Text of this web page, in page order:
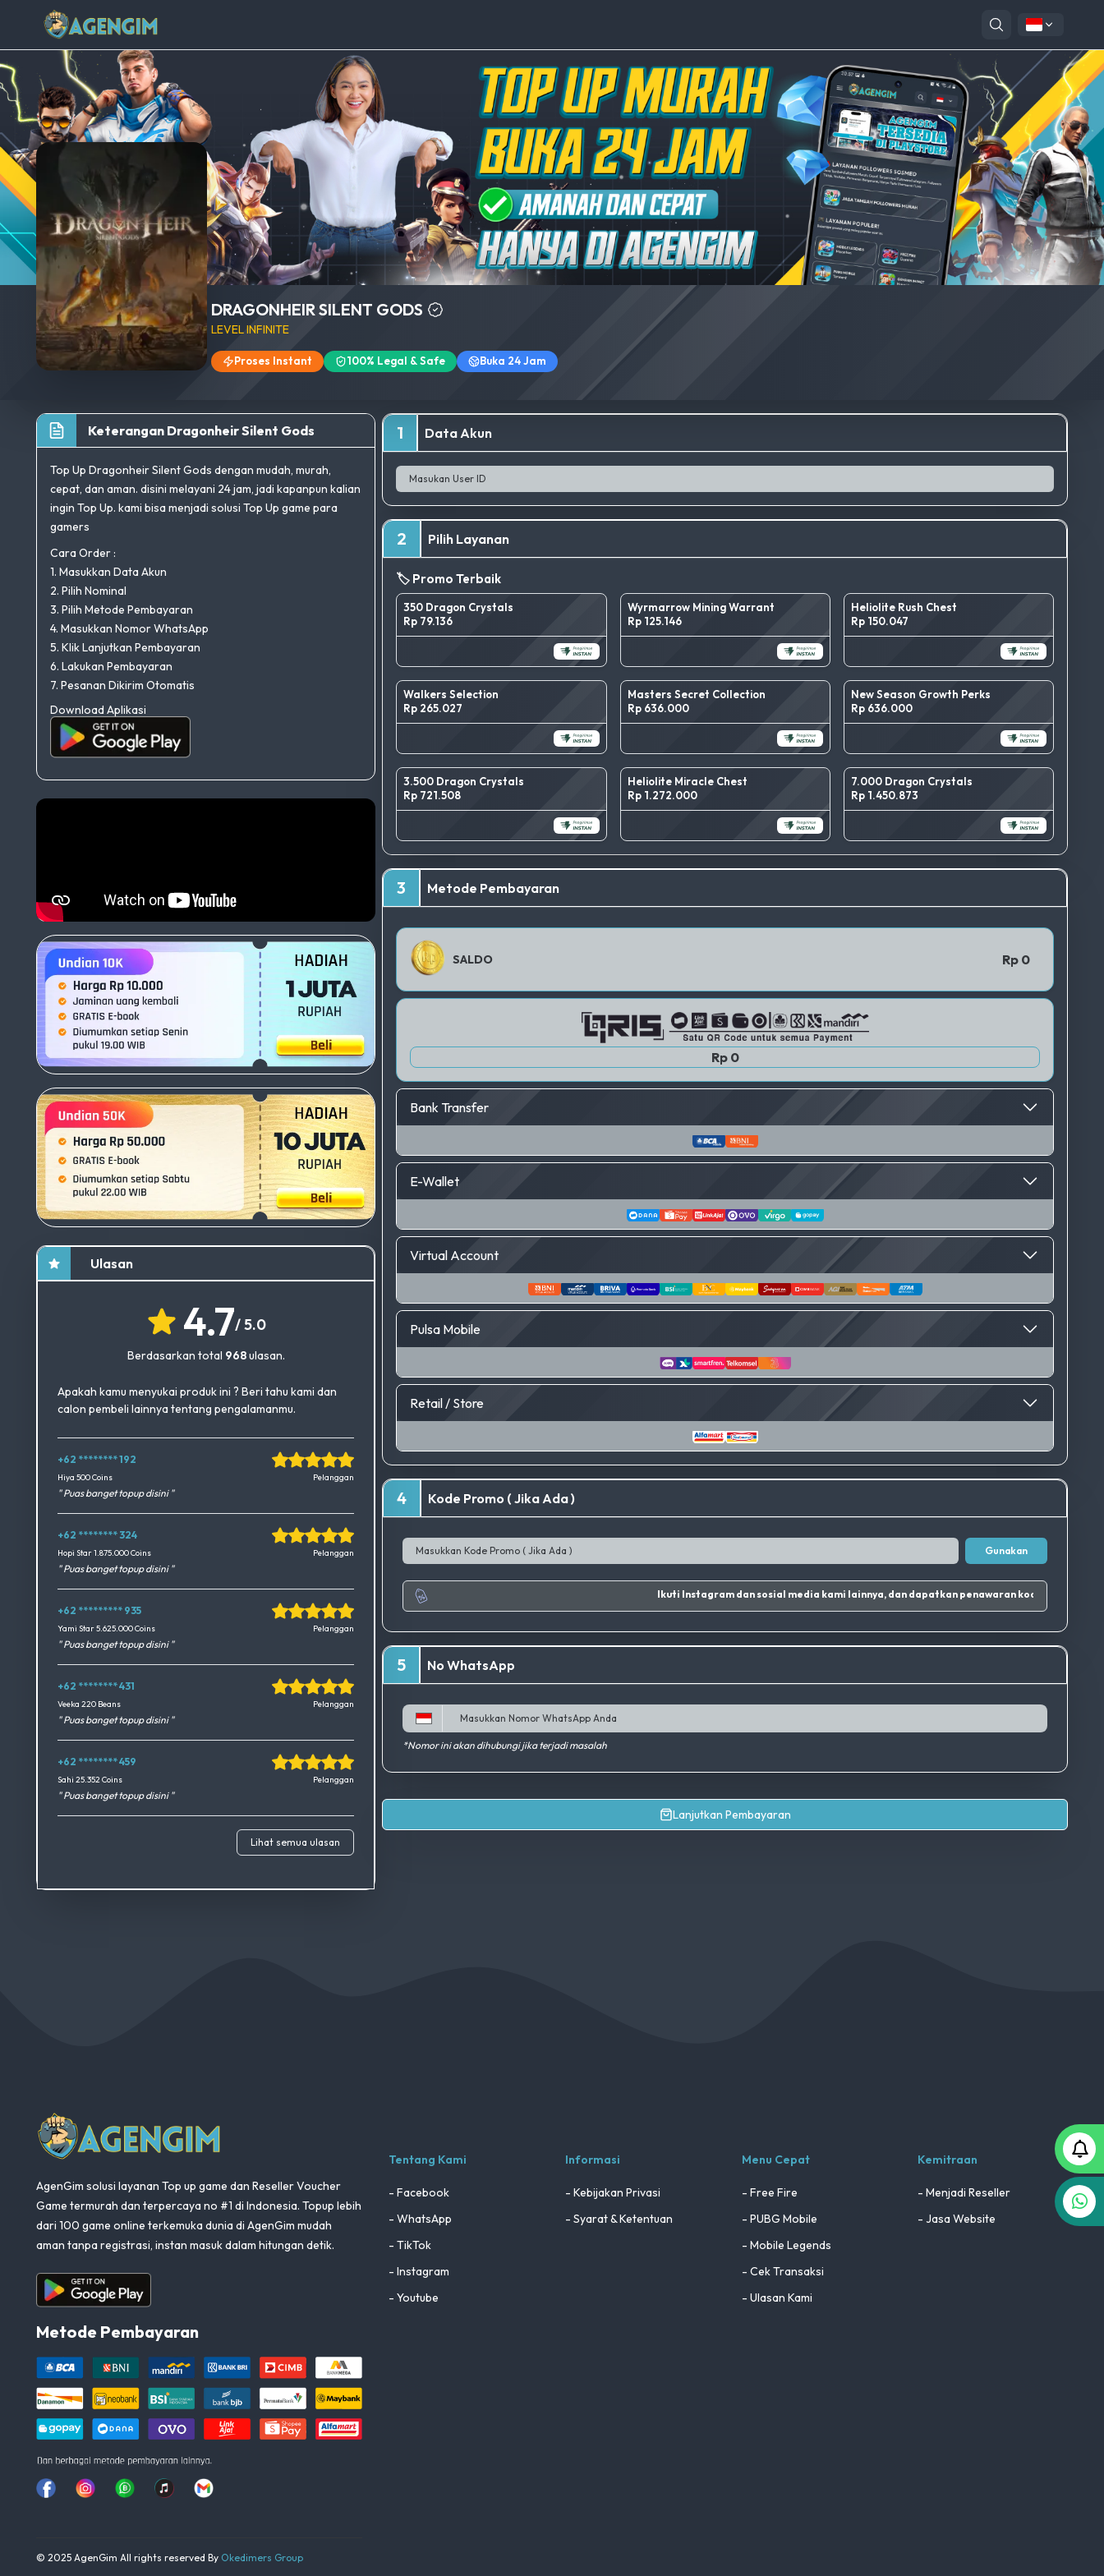
DRAGONHEIR SILENT GODS
LEVEL INFINITE
Proses Instant 100% Legal & Safe Buka 24 Jam
Keterangan Dragonheir Silent Gods
Top Up Dragonheir Silent Gods dengan mudah, murah,
cepat, dan aman. disini melayani 24 jam, jadi kapanpun kalian
ingin Top Up. kami bisa menjadi solusi Top Up game para
gamers
Cara Order :
1. Masukkan Data Akun
2. Pilih Nominal
3. Pilih Metode Pembayaran
4. Masukkan Nomor WhatsApp
5. Klik Lanjutkan Pembayaran
6. Lakukan Pembayaran
7. Pesanan Dikirim Otomatis
Download Aplikasi
Ulasan
4.7/ 5.0
Berdasarkan total 968ulasan.
Apakah kamu menyukai produk ini ? Beri tahu kami dan
calon pembeli lainnya tentang pengalamanmu.
+62 ******** 192
Okedimers Group INC
Hiya 500 Coins Pelanggan
" Puas banget topup disini "
+62 ******** 324
Okedimers Group INC
Hopi Star 1.875.000 Coins Pelanggan
" Puas banget topup disini "
+62 ********* 935
Okedimers Group INC
Yami Star 5.625.000 Coins Pelanggan
" Puas banget topup disini "
+62 ******** 431
Okedimers Group INC
Veeka 220 Beans Pelanggan
" Puas banget topup disini "
+62 ******** 459
Okedimers Group INC
Sahi 25.352 Coins Pelanggan
" Puas banget topup disini "
Lihat semua ulasan
1 Data Akun
2 Pilih Layanan
🏷️ Promo Terbaik
350 Dragon Crystals
Rp 79.136
Wyrmarrow Mining Warrant
Rp 125.146
Heliolite Rush Chest
Rp 150.047
Walkers Selection
Rp 265.027
Masters Secret Collection
Rp 636.000
New Season Growth Perks
Rp 636.000
3.500 Dragon Crystals
Rp 721.508
Heliolite Miracle Chest
Rp 1.272.000
7.000 Dragon Crystals
Rp 1.450.873
3 Metode Pembayaran
SALDO Rp 0
Rp 0
QRIS 1
Bank Transfer
E-Wallet
Virtual Account
Pulsa Mobile
Retail / Store
4 Kode Promo ( Jika Ada )
Gunakan
Ikuti Instagram dan sosial media kami lainnya, dan dapatkan penawaran kode promo terbaik.
5 No WhatsApp
*Nomor ini akan dihubungi jika terjadi masalah
Lanjutkan Pembayaran
AgenGim
AgenGim solusi layanan Top up game dan Reseller Voucher
Game termurah dan terpercaya no #1 di Indonesia. Topup lebih
dari 100 game online terkemuka dunia di AgenGim mudah
aman tanpa registrasi, instan masuk dalam hitungan detik.
Aplikasi Android
Metode Pembayaran
FacebookInstagramWhatsapp
Tiktok youtube
Tentang Kami
- Facebook
- WhatsApp
- TikTok
- Instagram
- Youtube
Informasi
- Kebijakan Privasi
- Syarat & Ketentuan
Menu Cepat
- Free Fire
- PUBG Mobile
- Mobile Legends
- Cek Transaksi
- Ulasan Kami
Kemitraan
- Menjadi Reseller
- Jasa Website
© 2025 AgenGim All rights reserved By Okedimers Group